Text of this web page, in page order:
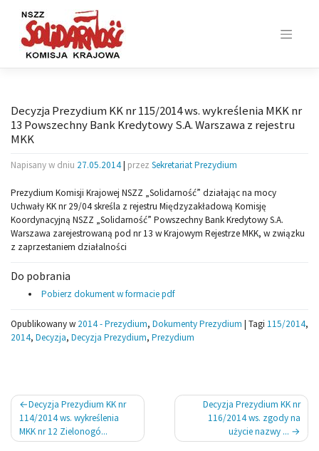
content
Decyzja Prezydium KK nr 115/2014 ws. wykreślenia MKK nr
13 Powszechny Bank Kredytowy S.A. Warszawa z rejestru
MKK
Napisany w dniu 27.05.2014| przez Sekretariat Prezydium
Prezydium Komisji Krajowej NSZZ „Solidarność” działając na mocy
Uchwały KK nr 29/04 skreśla z rejestru Międzyzakładową Komisję
Koordynacyjną NSZZ „Solidarność” Powszechny Bank Kredytowy S.A.
Warszawa zarejestrowaną pod nr 13 w Krajowym Rejestrze MKK, w związku
z zaprzestaniem działalności
Do pobrania
Pobierz dokument w formacie pdf
Opublikowany w 2014 - Prezydium, Dokumenty Prezydium | Tagi 115/2014,
2014, Decyzja, Decyzja Prezydium, Prezydium
Nawigacja
wpisu
Decyzja Prezydium KK nr
114/2014 ws. wykreślenia
MKK nr 12 Zielonogó...
Decyzja Prezydium KK nr
116/2014 ws. zgody na
użycie nazwy ...